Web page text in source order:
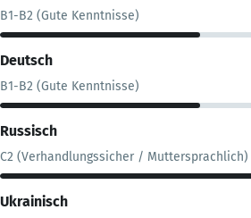
B1-B2 (Gute Kenntnisse)
Deutsch
B1-B2 (Gute Kenntnisse)
Russisch
C2 (Verhandlungssicher / Muttersprachlich)
Ukrainisch